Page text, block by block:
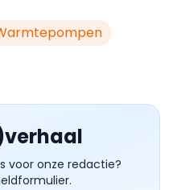
voor onze redactie?